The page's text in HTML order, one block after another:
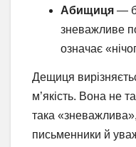
Абищиця —
зневажливе
означає
Дещиця
м’якість. Вона не
така
письменники й